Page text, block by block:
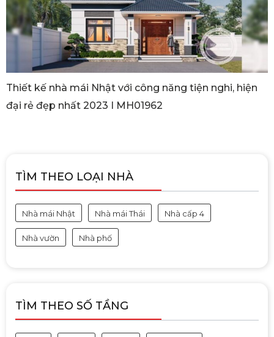
Thiết kế nhà mái Nhật với công năng tiện nghi, hiện
đại rẻ đẹp nhất 2023 I MH01962
TÌM THEO LOẠI NHÀ
Nhà mái Nhật Nhà mái Thái Nhà cấp 4
Nhà vườn Nhà phố
TÌM THEO SỐ TẦNG